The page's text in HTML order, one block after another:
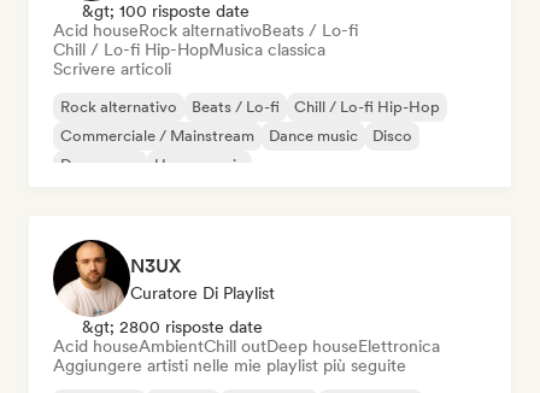
&gt; 100 risposte date
Acid houseRock alternativoBeats / Lo-fi
Chill / Lo-fi Hip-HopMusica classica
Scrivere articoli
Rock alternativo Beats / Lo-fi
Chill / Lo-fi Hip-Hop
Commerciale / Mainstream
Dance music
Disco
Dream pop
House music
N3UX
Curatore Di Playlist
&gt; 2800 risposte date
Acid houseAmbientChill outDeep houseElettronica
Aggiungere artisti nelle mie playlist più seguite